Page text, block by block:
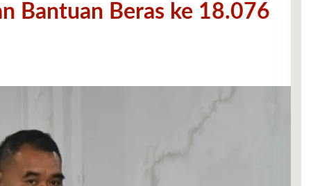
Bantuan Beras ke 18.076